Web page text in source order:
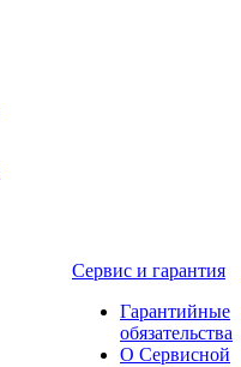
Сервис и гарантия
Гарантийные
обязательства
О Сервисной